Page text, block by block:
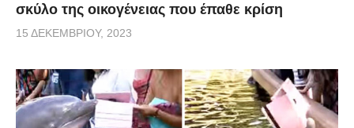
σκύλο της οικογένειας που έπαθε κρίση
15 ΔΕΚΕΜΒΡΊΟΥ, 2023